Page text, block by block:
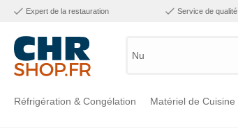
Expert de la restauration Service de qualité
Numér
Réfrigération & Congélation Matériel de Cuisine